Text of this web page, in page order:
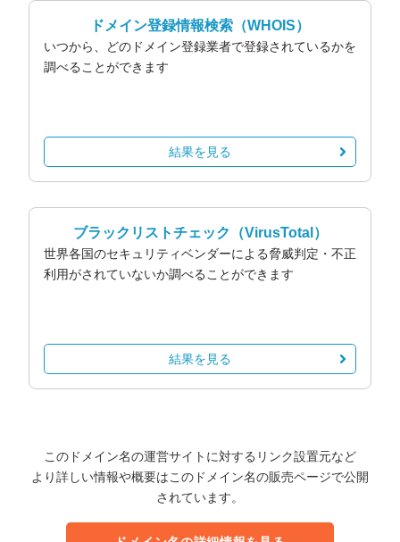
ドメイン登録情報検索 （WHOIS）
いつから、どのドメイン登録業者で登録されているかを
調べることができます
結果を見る
ブラックリストチェック （VirusTotal）
世界各国のセキュリティベンダーによる脅威判定・不正
利用がされていないか調べることができます
結果を見る
このドメイン名の運営サイトに対するリンク設置元など
より詳しい情報や概要はこのドメイン名の販売ページで公開
されています。